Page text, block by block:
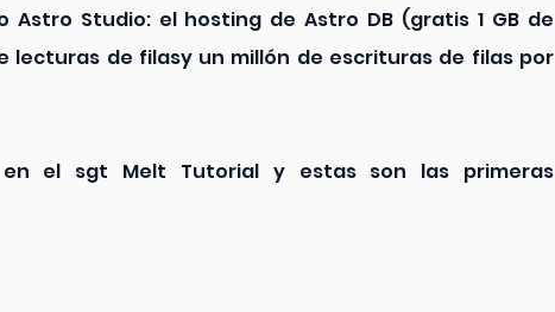
Astro Studio: el hosting de Astro DB (gratis 1 GB de
lecturas de filasy un millón de escrituras de filas por
en el sgt Melt Tutorial y estas son las primeras